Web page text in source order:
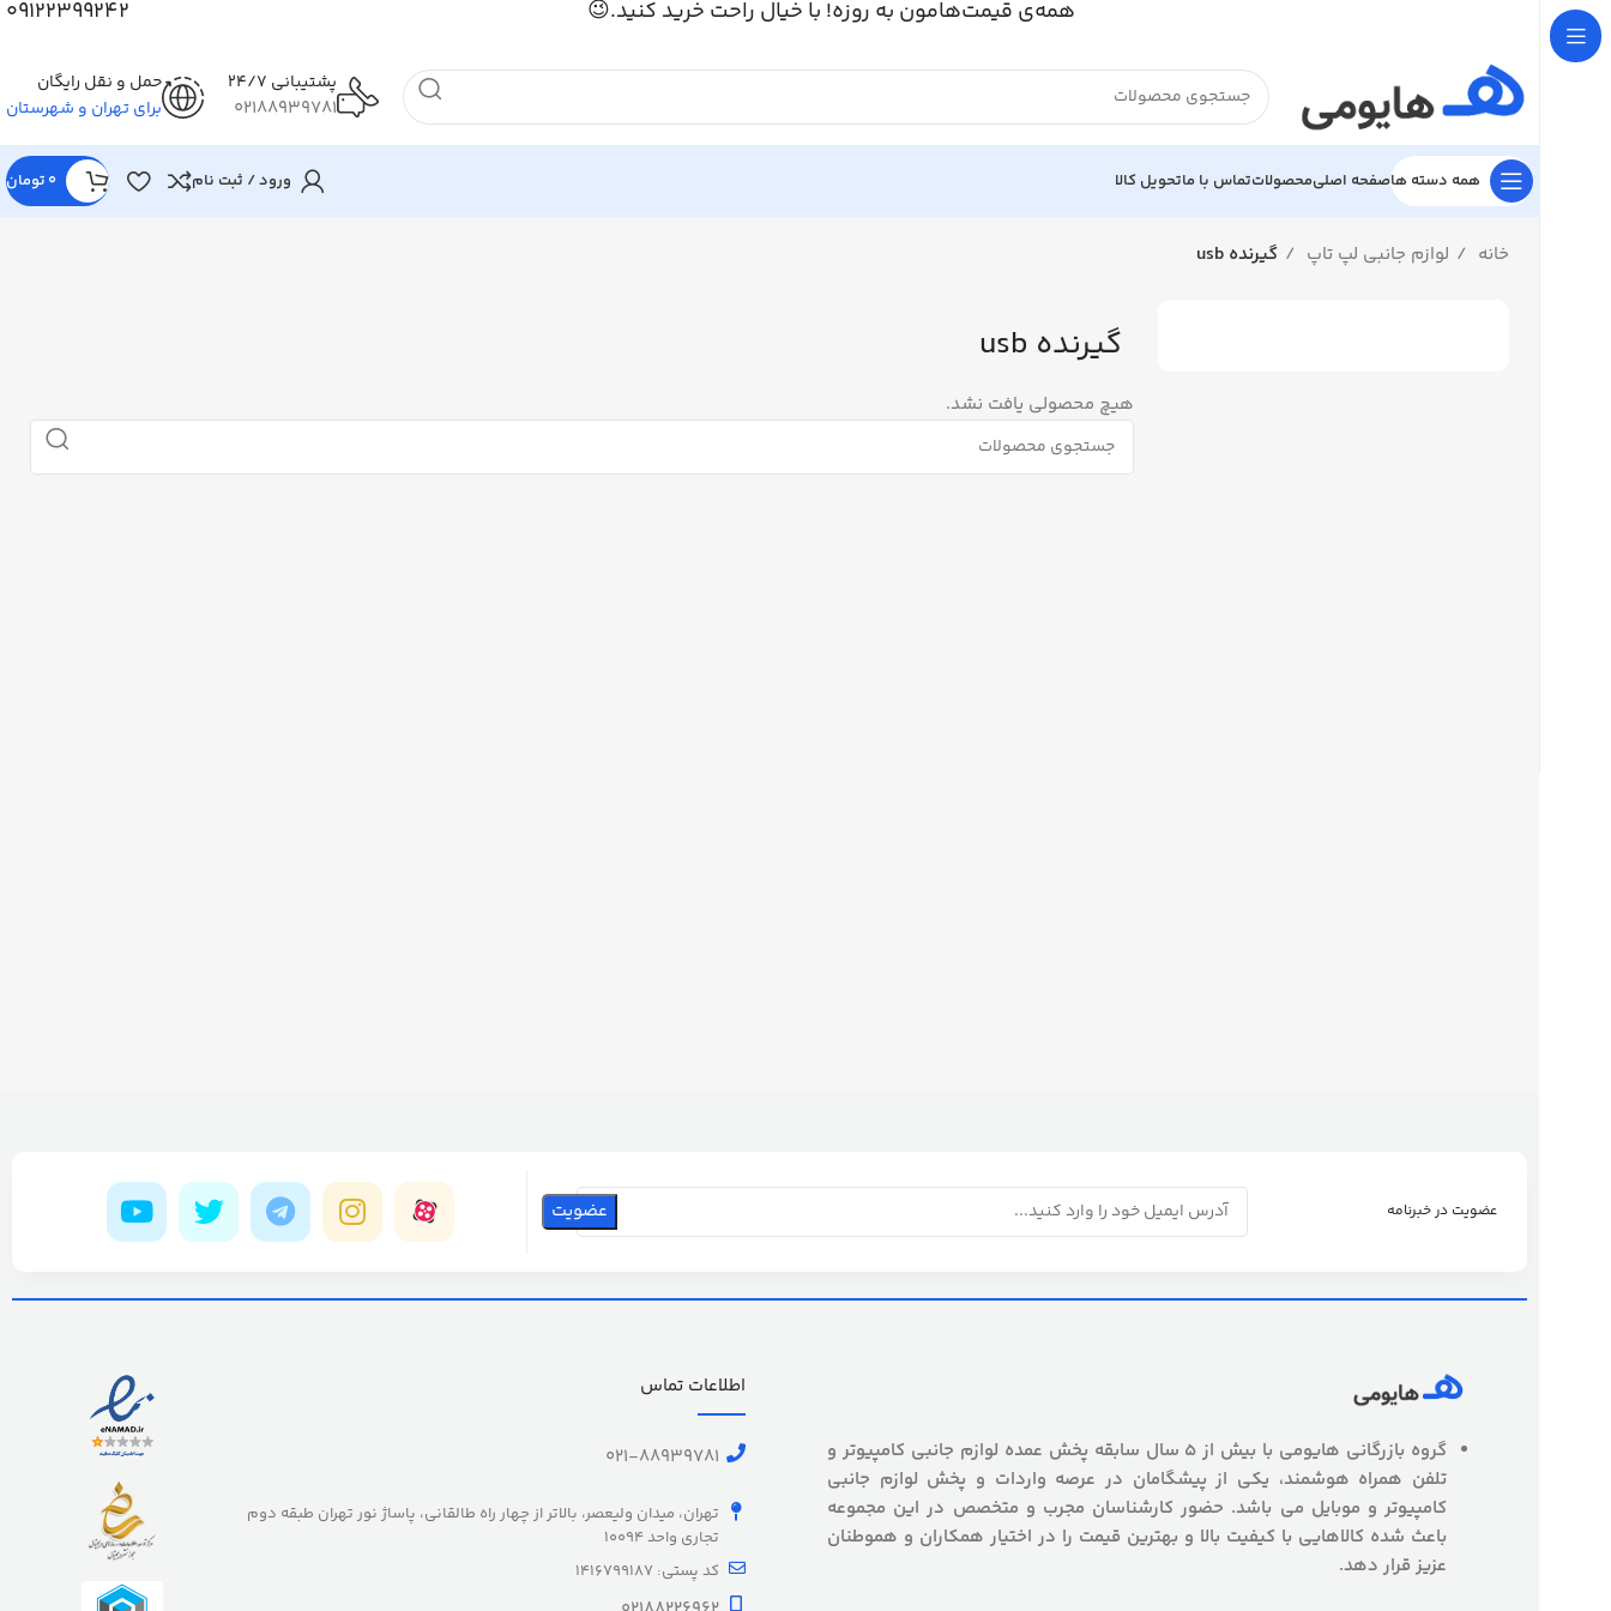
همه‌ی قیمت‌هامون به روزه! با خیال راحت خرید کنید.😉 09122399242
پشتیبانی 24/7
02188939781
حمل و نقل رایگان
برای تهران و شهرستان
همه دسته هاصفحه اصلیمحصولاتتماس با ماتحویل کالا ورود / ثبت نام 0 تومان
خانه لوازم جانبی لپ تاپ گیرنده usb
گیرنده usb
هیچ محصولی یافت نشد.
عضویت در خبرنامه
گروه بازرگانی هایومی با بیش از 5 سال سابقه پخش عمده لوازم جانبی کامپیوتر و
تلفن همراه هوشمند، یکی از پیشگامان در عرصه واردات و پخش لوازم جانبی
کامپیوتر و موبایل می باشد. حضور کارشناسان مجرب و متخصص در این مجموعه
باعث شده کالاهایی با کیفیت بالا و بهترین قیمت را در اختیار همکاران و هموطنان
عزیز قرار دهد.
اطلاعات تماس
021-88939781
تهران، میدان ولیعصر، بالاتر از چهار راه طالقانی، پاساژ نور تهران طبقه دوم
تجاری واحد 10094
کد پستی: 1416799187